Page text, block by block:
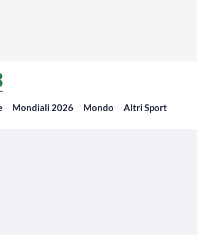
Mondiali 2026 Mondo Altri Sport